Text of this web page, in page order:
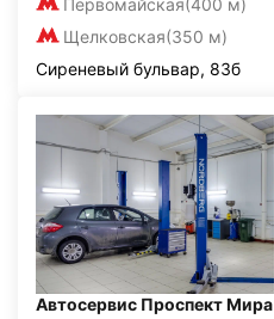
Первомайская(400 м)
Щелковская(350 м)
Сиреневый бульвар, 83б
Автосервис Проспект Мира